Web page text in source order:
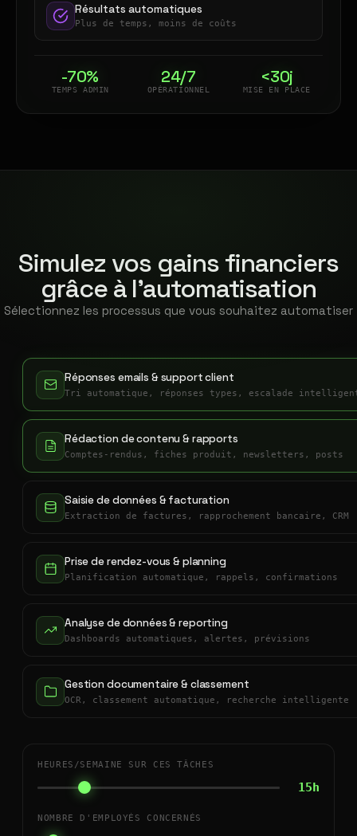
Résultats automatiques
Plus de temps, moins de coûts
-70%
TEMPS ADMIN
24/7
OPÉRATIONNEL
<30j
MISE EN PLACE
Simulez vos gains financiers
grâce à l'automatisation
Sélectionnez les processus que vous souhaitez automatiser
Réponses emails & support client
Tri automatique, réponses types, escalade
Rédaction de contenu & rapports
Comptes-rendus, fiches produit, newsletters, posts
Saisie de données & facturation
Extraction de factures, rapprochement bancaire, CRM
Prise de rendez-vous & planning
Planification automatique, rappels, confirmations
Analyse de données & reporting
Dashboards automatiques, alertes, prévisions
Gestion documentaire & classement
OCR, classement automatique, recherche intelligente
HEURES/SEMAINE SUR CES TÂCHES
15h
NOMBRE D'EMPLOYÉS CONCERNÉS